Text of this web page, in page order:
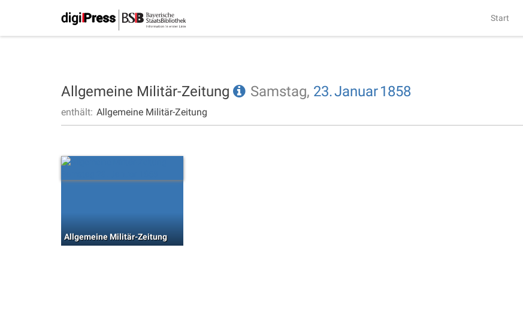
Start
Allgemeine Militär-Zeitung Samstag, 23.Januar1858
enthält: Allgemeine Militär-Zeitung
Allgemeine Militär-Zeitung